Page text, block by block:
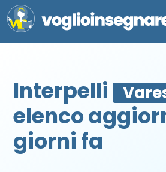
Interpelli
elenco
giorni fa